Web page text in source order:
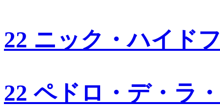
22 ニック・ハイド
22 ペドロ・デ・ラ